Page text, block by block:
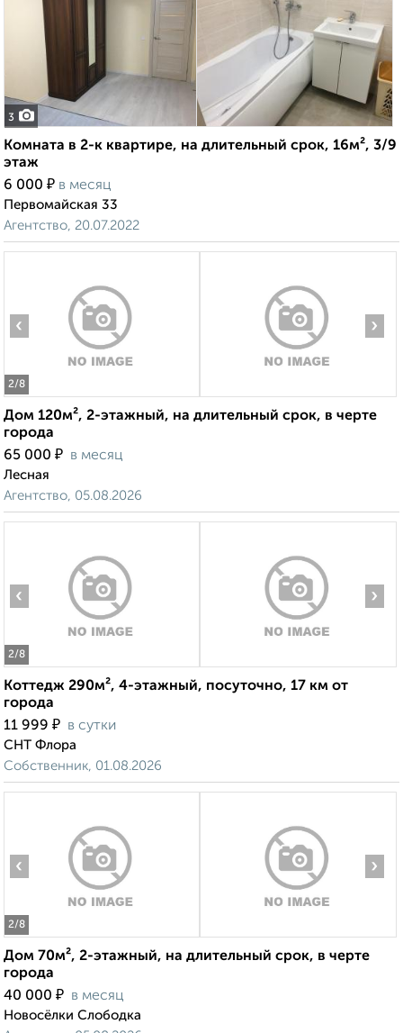
3
Комната в 2-к квартире, на длительный срок, 16м², 3/9
этаж
6 000 ₽ в месяц
Первомайская 33
Агентство, 20.07.2022
2/8
‹ ›
Дом 120м², 2-этажный, на длительный срок, в черте
города
65 000 ₽ в месяц
Лесная
Агентство, 05.08.2026
2/8
‹ ›
Коттедж 290м², 4-этажный, посуточно, 17 км от
города
11 999 ₽ в сутки
СНТ Флора
Собственник, 01.08.2026
2/8
‹ ›
Дом 70м², 2-этажный, на длительный срок, в черте
города
40 000 ₽ в месяц
Новосёлки Слободка